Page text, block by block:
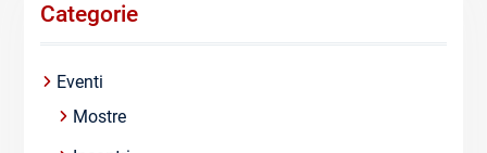
Categorie
Eventi
Mostre